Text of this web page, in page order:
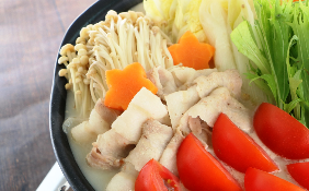
酢
お酢ドリンク
新商品一覧
キャンペーン情報
ブランド・スペシャルサイト
ブランド・スペシャルサイト トップ